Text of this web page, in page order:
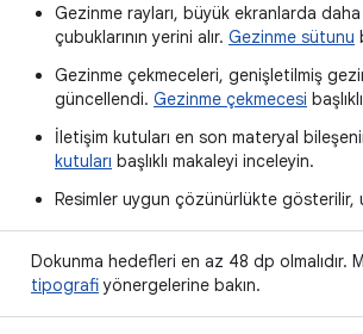
Gezinme rayları, büyük ekranlarda
çubuklarının yerini alır. Gezinme sütunu
Gezinme çekmeceleri, genişletilmiş
güncellendi. Gezinme çekmecesi
İletişim kutuları en son materyal
kutuları başlıklı makaleyi inceleyin.
Resimler uygun çözünürlükte gösterilir,
Dokunma hedefleri en az 48 dp olmalıdır.
tipografiyönergelerine bakın.